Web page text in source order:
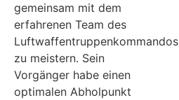
gemeinsam mit dem
erfahrenen Team des
Luftwaffentruppenkommandos
zu meistern. Sein
Vorgänger habe einen
optimalen Abholpunkt